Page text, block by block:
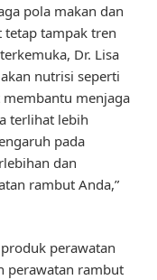
pola makan dan
tetap tampak tren
Dr. Lisa
nutrisi seperti
menjaga
terlihat lebih
pada
dan
rambut Anda,”
perawatan
perawatan rambut